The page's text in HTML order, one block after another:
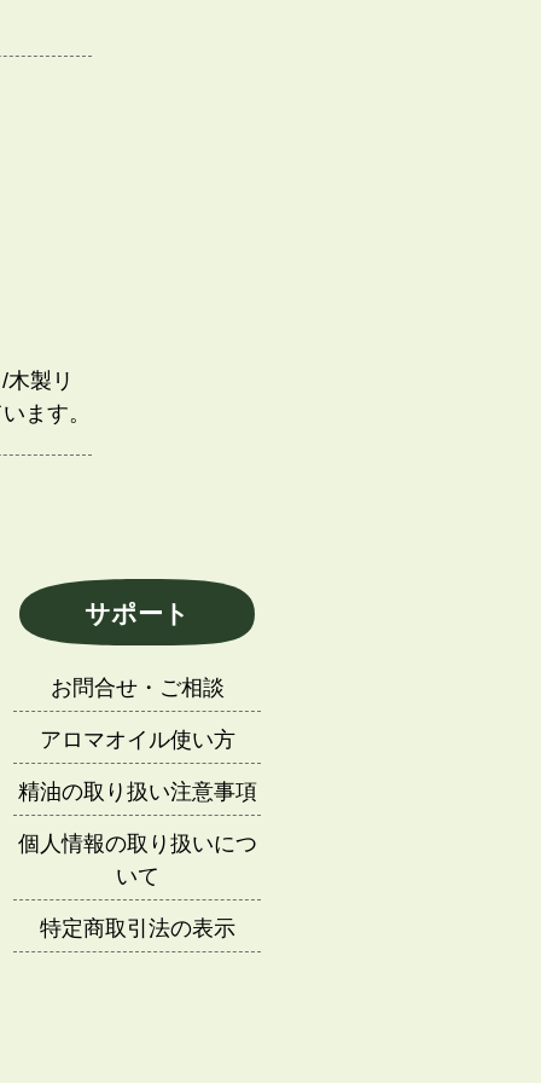
製リ
ます。
サポート
お問合せ・ご相談
アロマオイル使い方
精油の取り扱い注意事項
個人情報の取り扱いにつ
いて
特定商取引法の表示